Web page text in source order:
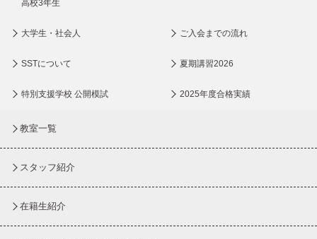
高校3年生
大学生・社会人 ご入会までの流れ
SSTについて 夏期講習2026
特別支援学校 公開模試 2025年度合格実績
教室一覧
スタッフ紹介
在籍生紹介